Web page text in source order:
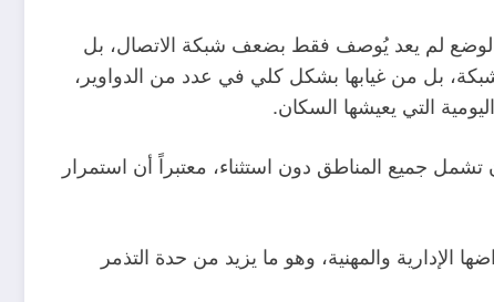
الوضع لم يعد يُوصف فقط بضعف شبكة الاتصال، بل
بل من غيابها بشكل كلي في عدد من الدواوير،
التي يعيشها السكان.
جميع المناطق دون استثناء، معتبراً أن استمرار
والمهنية، وهو ما يزيد من حدة التذمر